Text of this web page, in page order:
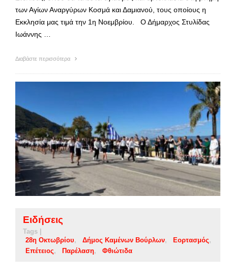
των Αγίων Αναργύρων Κοσμά και Δαμιανού, τους οποίους η
Εκκλησία μας τιμά την 1η Νοεμβρίου. Ο Δήμαρχος Στυλίδας
Ιωάννης …
Διαβάστε περισσότερα
Ειδήσεις
Tags |
28η Οκτωβρίου
Δήμος Καμένων Βούρλων
Εορτασμός
Επέτειος
Παρέλαση Φθιώτιδα